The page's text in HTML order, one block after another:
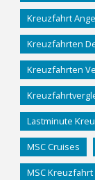
Kreuzfahrt
Kreuzfahrten
Kreuzfahrten
Lastminute
MSC Cruises
MSC Kreuzfahrt